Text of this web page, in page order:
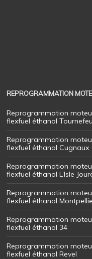
REPROGRAMMATION
Reprogrammation
flexfuel éthanol
Reprogrammation
flexfuel éthanol Cugnaux
Reprogrammation
flexfuel éthanol L’Isle
Reprogrammation
flexfuel éthanol
Reprogrammation
flexfuel éthanol 34
Reprogrammation
flexfuel éthanol Revel